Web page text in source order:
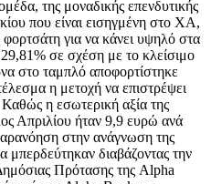
της μοναδικής επενδυτικής
που είναι εισηγμένη στο ΧΑ,
για να κάνει υψηλό στα
σε σχέση με το κλείσιμο
στο ταμπλό αποφορτίστηκε
η μετοχή να επιστρέψει
η εσωτερική αξία της
Απριλίου ήταν 9,9 ευρώ ανά
στην ανάγνωση της
μπερδεύτηκαν διαβάζοντας την
Πρότασης της Alpha